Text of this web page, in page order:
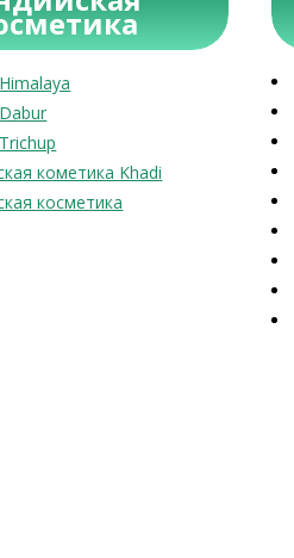
кометика Khadi
косметика